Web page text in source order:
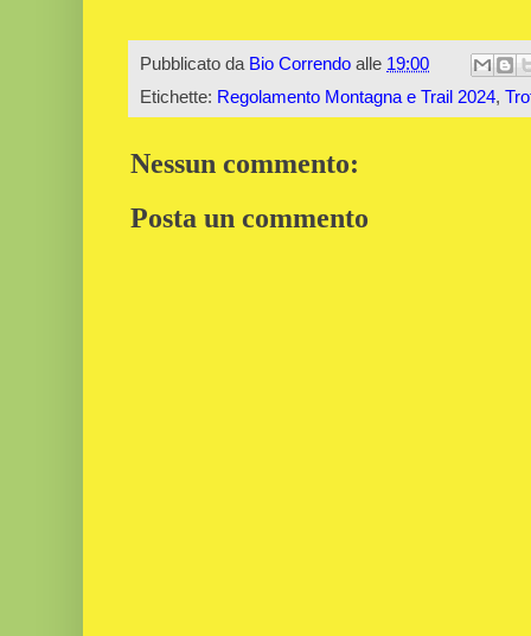
Pubblicato da Bio Correndo alle 19:00
Etichette: Regolamento Montagna e Trail 2024,
Nessun commento:
Posta un commento